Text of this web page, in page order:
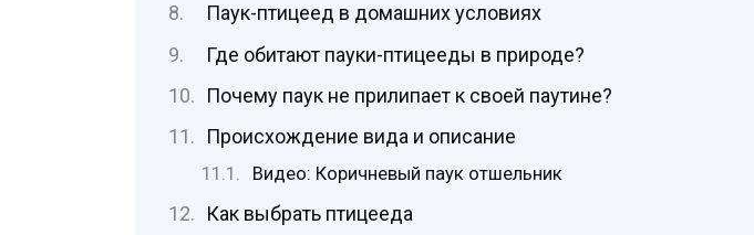
Паук-птицеед в домашних условиях
Где обитают пауки-птицееды в природе?
Почему паук не прилипает к своей паутине?
Происхождение вида и описание
Видео: Коричневый паук отшельник
Как выбрать птицееда